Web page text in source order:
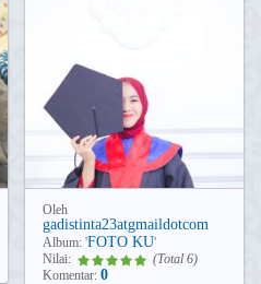
Oleh
gadistinta23atgmaildotcom
Album: 'FOTO KU'
Nilai:
(Total 6)
Komentar: 0